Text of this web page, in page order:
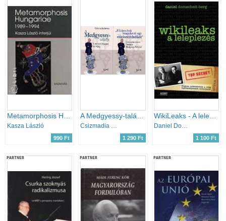
Kasza László
990 Ft
Csizmadia Ervin (Szerk.)
1 290 Ft
WikiLeaks - A leleplezés
Daniel Domscheit-Berg
1 100 Ft
PARTNER PARTNER PARTNER